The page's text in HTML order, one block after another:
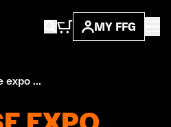
MY FFG
expo ...